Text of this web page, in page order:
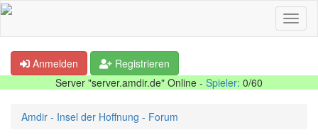
Anmelden
Registrieren
Server "server.amdir.de" Online - Spieler: 0/60
Amdir - Insel der Hoffnung - Forum